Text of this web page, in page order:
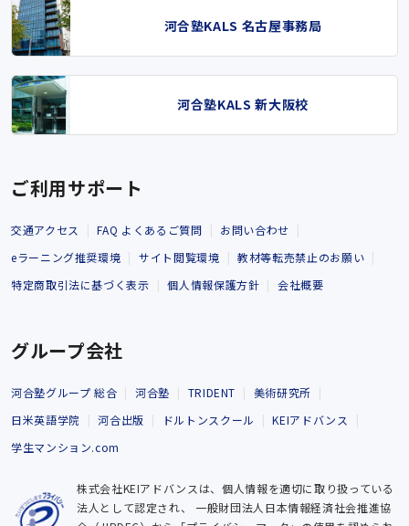
河合塾KALS 名古屋事務局
河合塾KALS 新大阪校
ご利用サポート
交通アクセス FAQ よくあるご質問
お問い合わせ
eラーニング推奨環境
サイト閲覧環境
教材等転売禁止のお願い
特定商取引法に基づく表示
個人情報保護方針 会社概要
グループ会社
河合塾グループ 総合 河合塾 TRIDENT
美術研究所
日米英語学院
河合出版 ドルトンスクール
KEIアドバンス
学生マンション.com
株式会社KEIアドバンスは、個人情報を適切に取り扱っている
法人として認定され、 一般財団法人日本情報経済社会推進協